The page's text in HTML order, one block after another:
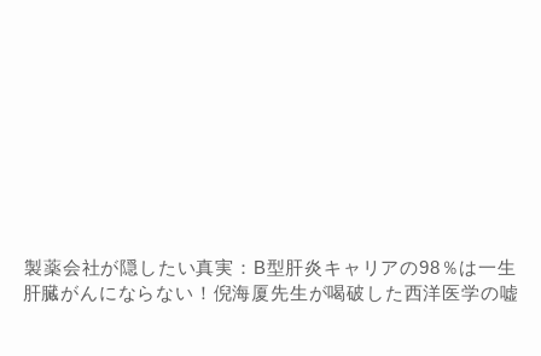
製薬会社が隠したい真実：B型肝炎キャリアの98％は一生
肝臓がんにならない！倪海厦先生が喝破した西洋医学の嘘